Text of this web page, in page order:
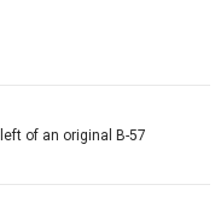
of an original B-57